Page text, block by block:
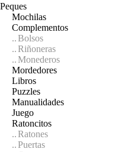
Peques
Mochilas
Complementos
Bolsos
Riñoneras
Monederos
Mordedores
Libros
Puzzles
Manualidades
Juego
Ratoncitos
Ratones
Puertas